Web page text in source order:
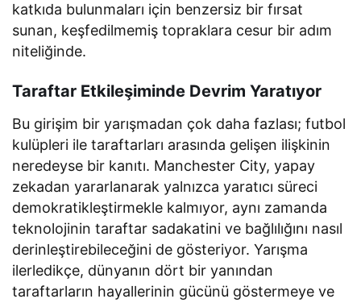
katkıda bulunmaları için benzersiz bir fırsat
sunan, keşfedilmemiş topraklara cesur bir adım
niteliğinde.
Taraftar Etkileşiminde Devrim Yaratıyor
Bu girişim bir yarışmadan çok daha fazlası; futbol
kulüpleri ile taraftarları arasında gelişen ilişkinin
neredeyse bir kanıtı. Manchester City, yapay
zekadan yararlanarak yalnızca yaratıcı süreci
demokratikleştirmekle kalmıyor, aynı zamanda
teknolojinin taraftar sadakatini ve bağlılığını nasıl
derinleştirebileceğini de gösteriyor. Yarışma
ilerledikçe, dünyanın dört bir yanından
taraftarların hayallerinin gücünü göstermeye ve